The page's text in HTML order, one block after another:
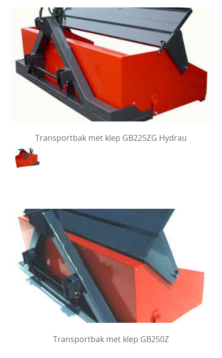
Transportbak met klep GB225ZG Hydrau
Transportbak met klep GB250Z